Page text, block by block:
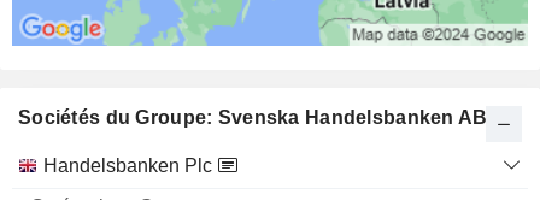
160 000
143 000
Sociétés du Groupe: Svenska Handelsbanken AB
Catégorie
Handelsbanken Plc